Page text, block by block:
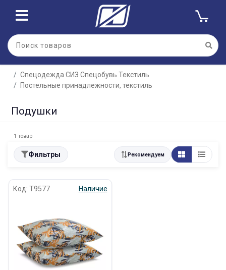
Спецодежда СИЗ Спецобувь Текстиль
Постельные принадлежности, текстиль
Подушки
1 товар
Фильтры Рекомендуем
Код: Т9577 Наличие